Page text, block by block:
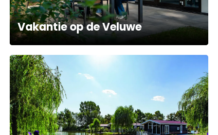
Vakantie op de Veluwe